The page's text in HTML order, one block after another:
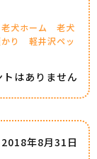
老犬ホーム
老犬
り
軽井沢ペッ
トはありません
2018年8月31日